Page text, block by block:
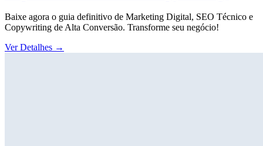
Baixe agora o guia definitivo de Marketing Digital, SEO Técnico e
Copywriting de Alta Conversão. Transforme seu negócio!
Ver Detalhes →